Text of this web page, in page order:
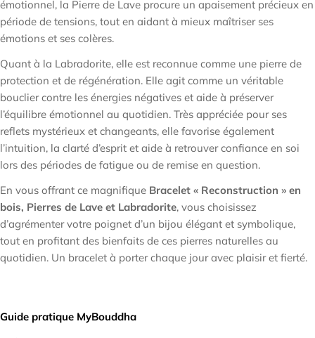
émotionnel, la Pierre de Lave procure un apaisement précieux en
période de tensions, tout en aidant à mieux maîtriser ses
émotions et ses colères.
Quant à la Labradorite, elle est reconnue comme une pierre de
protection et de régénération. Elle agit comme un véritable
bouclier contre les énergies négatives et aide à préserver
l’équilibre émotionnel au quotidien. Très appréciée pour ses
reflets mystérieux et changeants, elle favorise également
l’intuition, la clarté d’esprit et aide à retrouver confiance en soi
lors des périodes de fatigue ou de remise en question.
En vous offrant ce magnifique Bracelet « Reconstruction » en
bois, Pierres de Lave et Labradorite, vous choisissez
d’agrémenter votre poignet d’un bijou élégant et symbolique,
tout en profitant des bienfaits de ces pierres naturelles au
quotidien. Un bracelet à porter chaque jour avec plaisir et fierté.
Guide pratique MyBouddha